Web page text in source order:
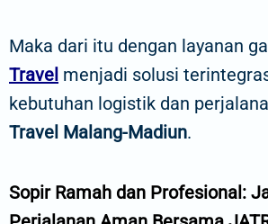
Maka dari itu dengan layanan
Travel menjadi solusi
kebutuhan logistik dan
Travel Malang-Madiun.
Sopir Ramah dan Profesional: